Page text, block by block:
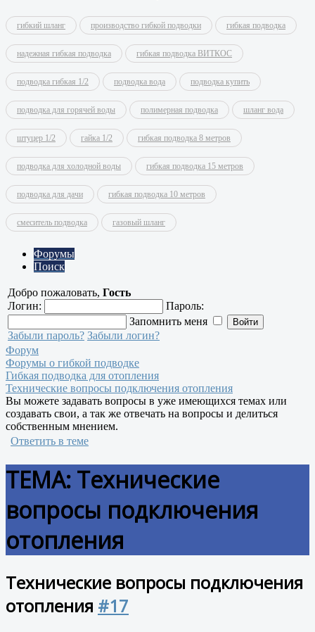
гибкий шланг производство гибкой подводки гибкая подводка
надежная гибкая подводка гибкая подводка ВИТКОС
подводка гибкая 1/2 подводка вода подводка купить
подводка для горячей воды полимерная подводка шланг вода
штуцер 1/2 гайка 1/2 гибкая подводка 8 метров
подводка для холодной воды гибкая подводка 15 метров
подводка для дачи гибкая подводка 10 метров
смеситель подводка газовый шланг
Форумы
Поиск
Добро пожаловать, Гость
Логин:
Пароль:
Запомнить меня
Забыли пароль? Забыли логин?
Форум
Форумы о гибкой подводке
Гибкая подводка для отопления
Технические вопросы подключения отопления
Вы можете задавать вопросы в уже имеющихся темах или
создавать свои, а так же отвечать на вопросы и делиться
собственным мнением.
Ответить в теме
ТЕМА: Технические
вопросы подключения
отопления
Технические вопросы подключения
отопления #17